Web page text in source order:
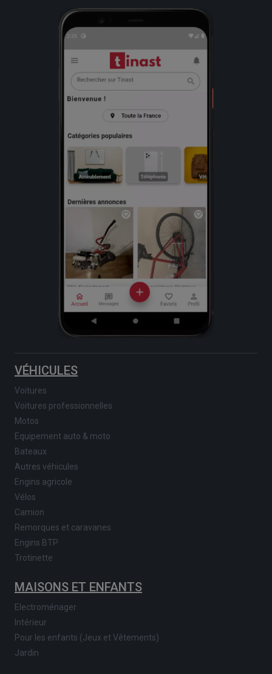
VÉHICULES
Voitures
Voitures professionnelles
Motos
Equipement auto & moto
Bateaux
Autres véhicules
Engins agricole
Vélos
Camion
Remorques et caravanes
Engins BTP
Trotinette
MAISONS ET ENFANTS
Electroménager
Intérieur
Pour les enfants (Jeux et Vêtements)
Jardin